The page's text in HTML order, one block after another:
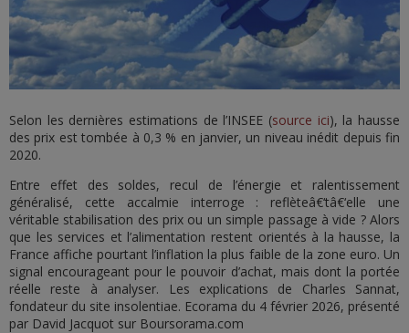
Selon les dernières estimations de l’INSEE (source ici), la hausse
des prix est tombée à 0,3 % en janvier, un niveau inédit depuis fin
2020.
Entre effet des soldes, recul de l’énergie et ralentissement
généralisé, cette accalmie interroge : reflèteâ€‘tâ€‘elle une
véritable stabilisation des prix ou un simple passage à vide ? Alors
que les services et l’alimentation restent orientés à la hausse, la
France affiche pourtant l’inflation la plus faible de la zone euro. Un
signal encourageant pour le pouvoir d’achat, mais dont la portée
réelle reste à analyser. Les explications de Charles Sannat,
fondateur du site insolentiae. Ecorama du 4 février 2026, présenté
par David Jacquot sur Boursorama.com